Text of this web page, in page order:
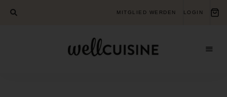
MITGLIED WERDEN LOGIN